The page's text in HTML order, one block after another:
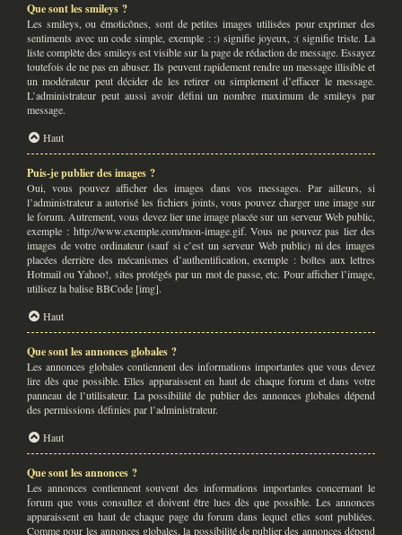
Que sont les smileys ?
Les smileys, ou émoticônes, sont de petites images utilisées pour exprimer des
sentiments avec un code simple, exemple : :) signifie joyeux, :( signifie triste. La
liste complète des smileys est visible sur la page de rédaction de message. Essayez
toutefois de ne pas en abuser. Ils peuvent rapidement rendre un message illisible et
un modérateur peut décider de les retirer ou simplement d’effacer le message.
L’administrateur peut aussi avoir défini un nombre maximum de smileys par
message.
Haut
Puis-je publier des images ?
Oui, vous pouvez afficher des images dans vos messages. Par ailleurs, si
l’administrateur a autorisé les fichiers joints, vous pouvez charger une image sur
le forum. Autrement, vous devez lier une image placée sur un serveur Web public,
exemple : http://www.exemple.com/mon-image.gif. Vous ne pouvez pas lier des
images de votre ordinateur (sauf si c’est un serveur Web public) ni des images
placées derrière des mécanismes d’authentification, exemple : boîtes aux lettres
Hotmail ou Yahoo!, sites protégés par un mot de passe, etc. Pour afficher l’image,
utilisez la balise BBCode [img].
Haut
Que sont les annonces globales ?
Les annonces globales contiennent des informations importantes que vous devez
lire dès que possible. Elles apparaissent en haut de chaque forum et dans votre
panneau de l’utilisateur. La possibilité de publier des annonces globales dépend
des permissions définies par l’administrateur.
Haut
Que sont les annonces ?
Les annonces contiennent souvent des informations importantes concernant le
forum que vous consultez et doivent être lues dès que possible. Les annonces
apparaissent en haut de chaque page du forum dans lequel elles sont publiées.
Comme pour les annonces globales, la possibilité de publier des annonces dépend